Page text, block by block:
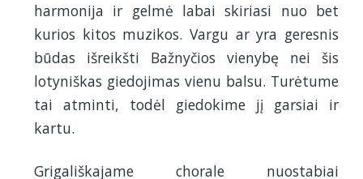
harmonija ir gelmė labai skiriasi nuo bet
kurios kitos muzikos. Vargu ar yra geresnis
būdas išreikšti Bažnyčios vienybę nei šis
lotyniškas giedojimas vienu balsu. Turėtume
tai atminti, todėl giedokime jį garsiai ir
kartu.
Grigališkajame chorale nuostabiai